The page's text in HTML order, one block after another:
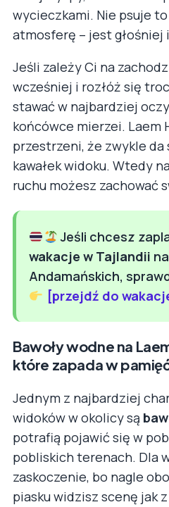
wycieczkami. Nie psuje
atmosferę – jest głośniej
Jeśli zależy Ci na
wcześniej i rozłóż się
stawać w najbardziej
końcówce mierzei. Laem
przestrzeni, że zwykle da
kawałek widoku. Wtedy
ruchu możesz zachować
Jeśli chcesz
wakacje w Tajlandii
Andamańskich,
[przejdź do
Bawoły wodne na
które zapada w
Jednym z najbardziej
widoków w okolicy są
potrafią pojawić się w
pobliskich terenach. Dla
zaskoczenie, bo nagle
piasku widzisz scenę jak